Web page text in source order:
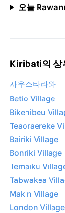
오늘
Kiribati의 상
사우스타라와
Betio Village
Bikenibeu
Teaoraereke
Bairiki Village
Bonriki Village
Temaiku
Tabwakea
Makin Village
London Village